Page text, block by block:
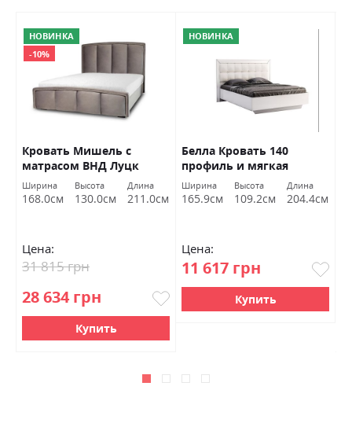
НОВИНКА
-10%
Кровать Мишель с
матрасом ВНД Луцк
Ширина
168.0см
Высота
130.0см
Длина
211.0см
Цена:
28 634 грн
31 815 грн
Купить
НОВИНКА
Белла Кровать 140
профиль и мягкая
спинка без каркаса
белый глянец Миромарк
Ширина
165.9см
Высота
109.2см
Длина
204.4см
Цена:
11 617 грн
Купить